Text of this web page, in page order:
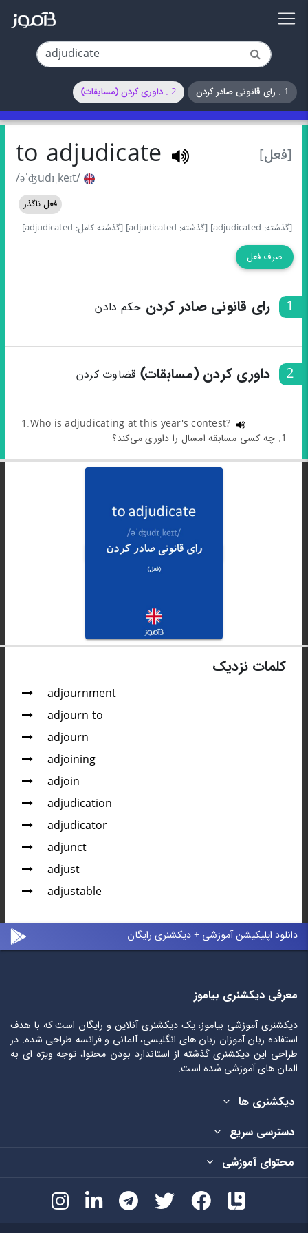
1 . رای قانونی صادر کردن 2 . داوری کردن (مسابقات)
[فعل] to adjudicate
/əˈʤudɪˌkeɪt/
فعل ناگذر
[گذشته: adjudicated]
[گذشته: adjudicated] [گذشته کامل: adjudicated]
صرف فعل
1 رای قانونی صادر کردن حکم دادن
2 داوری کردن (مسابقات) قضاوت کردن
1.Who is adjudicating at this year's contest?
1. چه کسی مسابقه امسال را داوری می‌کند؟
کلمات نزدیک
adjournment
adjourn to
adjourn
adjoining
adjoin
adjudication
adjudicator
adjunct
adjust
adjustable
دانلود اپلیکیشن آموزشی + دیکشنری رایگان
معرفی دیکشنری بیاموز
دیکشنری آموزشی بیاموز، یک دیکشنری آنلاین و رایگان است که با هدف
استفاده زبان آموزان زبان های انگلیسی، آلمانی و فرانسه طراحی شده. در
طراحی این دیکشنری گذشته از استاندارد بودن محتوا، توجه ویژه ای به
المان های آموزشی شده است.
دیکشنری ها
دسترسی سریع
محتوای آموزشی